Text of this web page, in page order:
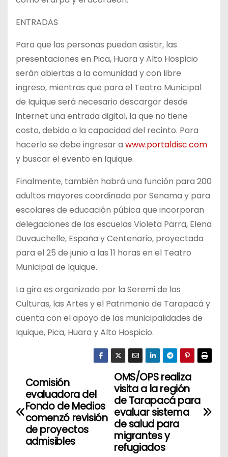
ENTRADAS
Para que las personas puedan asistir, las
presentaciones en Pica, Huara y Alto Hospicio
serán abiertas a la comunidad y con libre
ingreso, mientras que para el Teatro Municipal
de Iquique será necesario descargar desde
internet una entrada digital, la que no tiene
costo, debido a la capacidad del recinto. Para
hacerlo se debe ingresar a www.portaldisc.com
y buscar el evento en Iquique.
Finalmente, también habrá una función para 200
adultos mayores coordinada por Senama y para
escolares de educación púbica que incorporan
delegaciones de las escuelas Violeta Parra, Elena
Duvauchelle, España y Centenario, proyectada
para el 25 de junio a las 11 horas en el Teatro
Municipal de Iquique.
La gira es organizada por la Seremi de las
Culturas, las Artes y el Patrimonio de Tarapacá y
cuenta con el apoyo de las municipalidades de
Iquique, Pica, Huara y Alto Hospicio.
N
a
OMS/OPS realiza
visita a la región
de Tarapacá para
evaluar sistema
de salud para
migrantes y
refugiados
Comisión
evaluadora del
Fondo de Medios
comenzó revisión
de proyectos
admisibles